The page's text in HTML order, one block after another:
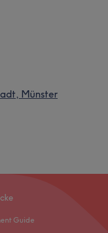
Münster
Guide